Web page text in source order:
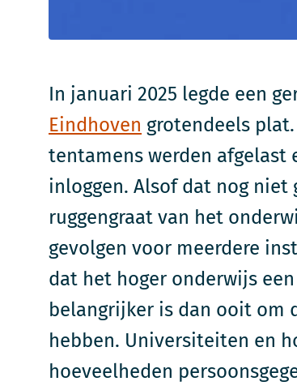
In januari 2025 legde een
Eindhoven grotendeels
tentamens werden afgelast
inloggen. Alsof dat nog niet
ruggengraat van het
gevolgen voor meerdere
dat het hoger onderwijs
belangrijker is dan ooit om
hebben. Universiteiten en
hoeveelheden